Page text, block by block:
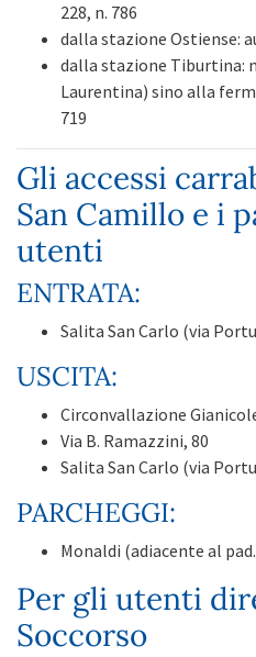
228, n. 786
dalla stazione Ostiense:
dalla stazione Tiburtina:
Laurentina) sino alla
719
Gli accessi
San Camillo e i
utenti
ENTRATA:
Salita San Carlo (via
USCITA:
Circonvallazione
Via B. Ramazzini, 80
Salita San Carlo (via
PARCHEGGI:
Monaldi (adiacente al
Per gli utenti
Soccorso